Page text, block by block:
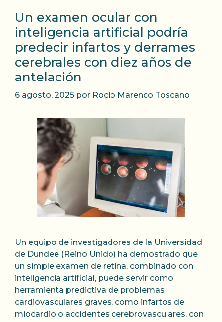
Un examen ocular con
inteligencia artificial podría
predecir infartos y derrames
cerebrales con diez años de
antelación
6 agosto, 2025 por Rocio Marenco Toscano
Un equipo de investigadores de la Universidad
de Dundee (Reino Unido) ha demostrado que
un simple examen de retina, combinado con
inteligencia artificial, puede servir como
herramienta predictiva de problemas
cardiovasculares graves, como infartos de
miocardio o accidentes cerebrovasculares, con